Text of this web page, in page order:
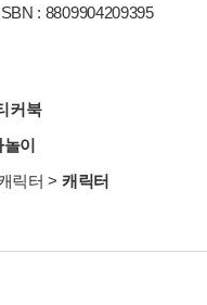
: 8809904209395
커북
이
릭터 > 캐릭터